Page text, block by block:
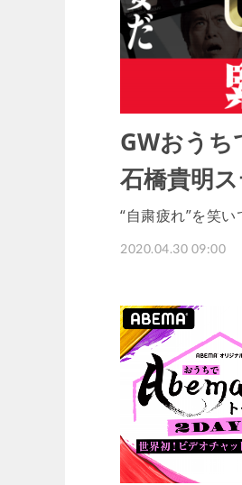
GWおうち
石橋貴明
“自粛疲れ”を笑
2020.04.30 09:00